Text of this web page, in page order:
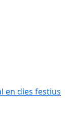
en dies festius